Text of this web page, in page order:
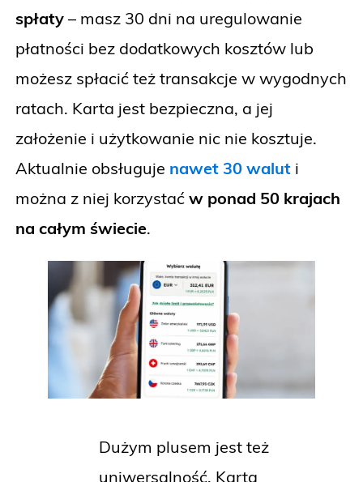
spłaty – masz 30 dni na uregulowanie
płatności bez dodatkowych kosztów lub
możesz spłacić też transakcje w wygodnych
ratach. Karta jest bezpieczna, a jej
założenie i użytkowanie nic nie kosztuje.
Aktualnie obsługuje nawet 30 walut i
można z niej korzystać w ponad 50 krajach
na całym świecie.
Dużym plusem jest też
uniwersalność. Kartą